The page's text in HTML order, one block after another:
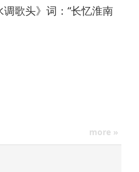
歌头》词：“长忆淮南
more »